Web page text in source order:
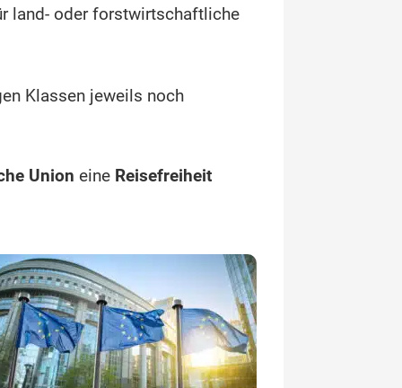
land- oder forstwirtschaftliche
Klassen jeweils noch
Union eine Reisefreiheit